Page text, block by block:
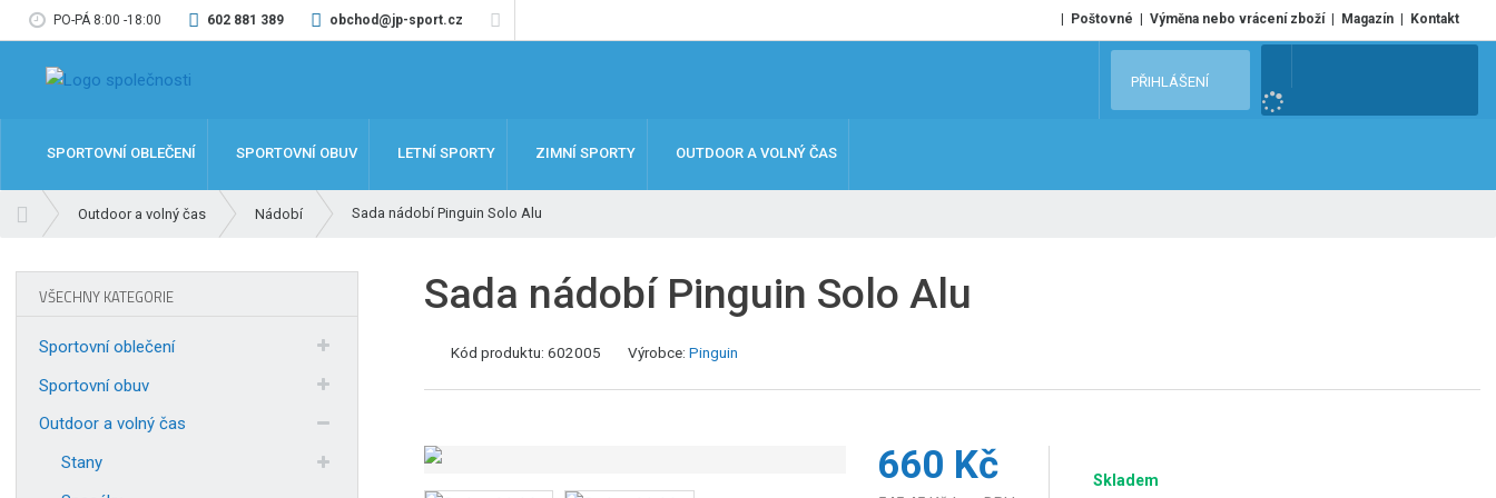
PO-PÁ 8:00 -18:00 602 881 389 obchod@jp-sport.cz Poštovné Výměna nebo vrácení zboží Magazín Kontakt
e
PŘIHLÁŠENÍ
SPORTOVNÍ OBLEČENÍ SPORTOVNÍ OBUV LETNÍ SPORTY ZIMNÍ SPORTY OUTDOOR A VOLNÝ ČAS
Outdoor a volný čas Nádobí Sada nádobí Pinguin Solo Alu
Sada nádobí Pinguin Solo Alu
Kód produktu: 602005
K
Výrobce: Pinguin
660 Kč Skladem
VŠECHNY KATEGORIE
Sportovní oblečení
Sportovní obuv
Outdoor a volný čas
Stany